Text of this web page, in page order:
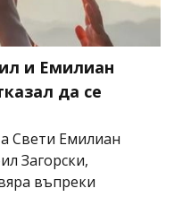
и Емилиан
да се
Свети Емилиан
Загорски,
въпреки